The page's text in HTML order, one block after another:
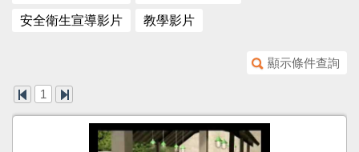
安全衛生宣導影片 教學影片
顯示條件查詢
1